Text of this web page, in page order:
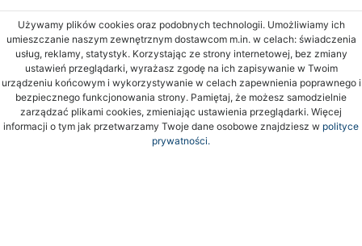
Używamy plików cookies oraz podobnych technologii. Umożliwiamy ich
umieszczanie naszym zewnętrznym dostawcom m.in. w celach: świadczenia
usług, reklamy, statystyk. Korzystając ze strony internetowej, bez zmiany
ustawień przeglądarki, wyrażasz zgodę na ich zapisywanie w Twoim
urządzeniu końcowym i wykorzystywanie w celach zapewnienia poprawnego i
bezpiecznego funkcjonowania strony. Pamiętaj, że możesz samodzielnie
zarządzać plikami cookies, zmieniając ustawienia przeglądarki. Więcej
informacji o tym jak przetwarzamy Twoje dane osobowe znajdziesz w polityce
prywatności.